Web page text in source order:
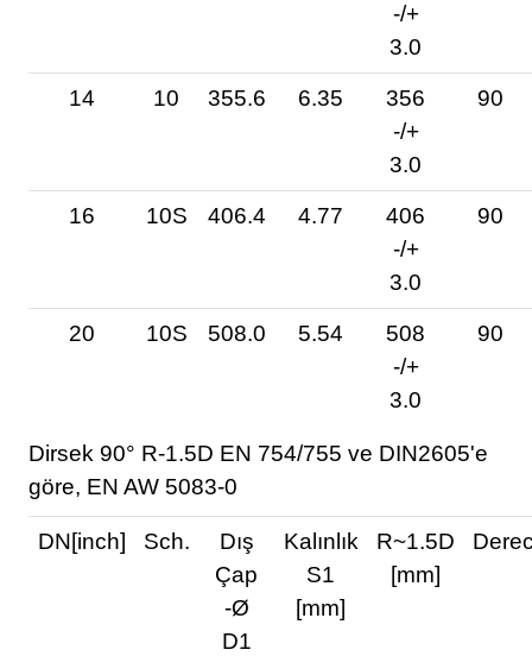
-/+
3.0
14 10 355.6 6.35
356
-/+
3.0
90
16 10S 406.4 4.77
406
-/+
3.0
90
20 10S 508.0 5.54
508
-/+
3.0
90
Dirsek 90° R-1.5D EN 754/755 ve DIN2605'e
göre, EN AW 5083-0
DN[inch] Sch.
Dış
Çap
-Ø
D1
Kalınlık
S1
[mm]
R~1.5D
[mm]